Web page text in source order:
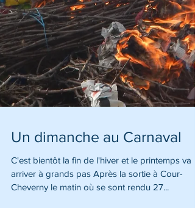
Un dimanche au Carnaval
C'est bientôt la fin de l'hiver et le printemps va
arriver à grands pas Après la sortie à Cour-